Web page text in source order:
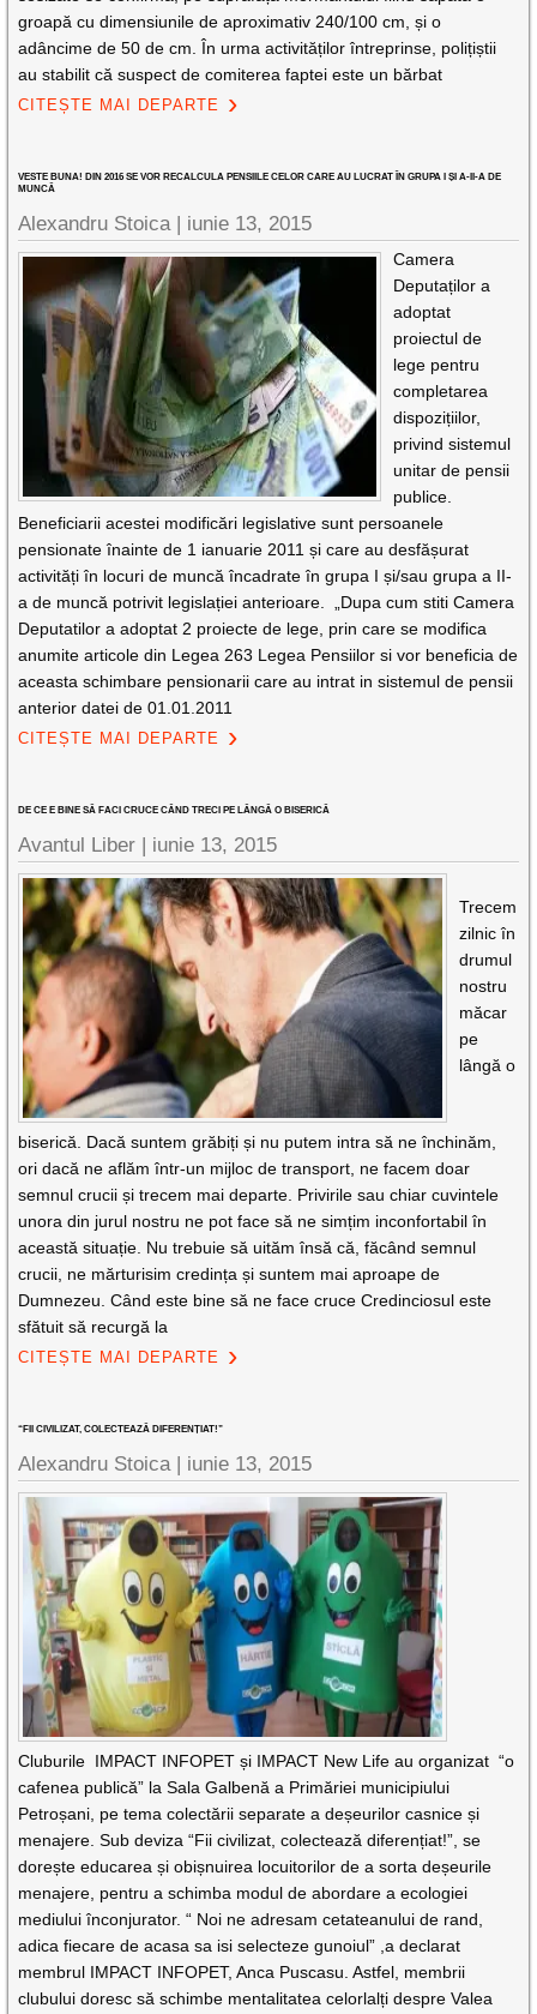
groapă cu dimensiunile de aproximativ 240/100 cm, și o
adâncime de 50 de cm. În urma activităților întreprinse, polițiștii
au stabilit că suspect de comiterea faptei este un bărbat
CITEȘTE MAI DEPARTE
VESTE BUNA! DIN 2016 SE VOR RECALCULA PENSIILE CELOR CARE AU LUCRAT ÎN GRUPA I ȘI A-II-A DE
MUNCĂ
Alexandru Stoica | iunie 13, 2015
Camera
Deputaților a
adoptat
proiectul de
lege pentru
completarea
dispozițiilor,
privind sistemul
unitar de pensii
publice.
Beneficiarii acestei modificări legislative sunt persoanele
pensionate înainte de 1 ianuarie 2011 și care au desfășurat
activități în locuri de muncă încadrate în grupa I și/sau grupa a II-
a de muncă potrivit legislației anterioare. „Dupa cum stiti Camera
Deputatilor a adoptat 2 proiecte de lege, prin care se modifica
anumite articole din Legea 263 Legea Pensiilor si vor beneficia de
aceasta schimbare pensionarii care au intrat in sistemul de pensii
anterior datei de 01.01.2011
CITEȘTE MAI DEPARTE
DE CE E BINE SĂ FACI CRUCE CÂND TRECI PE LÂNGĂ O BISERICĂ
Avantul Liber | iunie 13, 2015
Trecem
zilnic în
drumul
nostru
măcar
pe
lângă o
biserică. Dacă suntem grăbiți și nu putem intra să ne închinăm,
ori dacă ne aflăm într-un mijloc de transport, ne facem doar
semnul crucii și trecem mai departe. Privirile sau chiar cuvintele
unora din jurul nostru ne pot face să ne simțim inconfortabil în
această situație. Nu trebuie să uităm însă că, făcând semnul
crucii, ne mărturisim credința și suntem mai aproape de
Dumnezeu. Când este bine să ne face cruce Credinciosul este
sfătuit să recurgă la
CITEȘTE MAI DEPARTE
“FII CIVILIZAT, COLECTEAZĂ DIFERENȚIAT!”
Alexandru Stoica | iunie 13, 2015
Cluburile IMPACT INFOPET și IMPACT New Life au organizat “o
cafenea publică” la Sala Galbenă a Primăriei municipiului
Petroșani, pe tema colectării separate a deșeurilor casnice și
menajere. Sub deviza “Fii civilizat, colectează diferențiat!”, se
dorește educarea și obișnuirea locuitorilor de a sorta deșeurile
menajere, pentru a schimba modul de abordare a ecologiei
mediului înconjurator. “ Noi ne adresam cetateanului de rand,
adica fiecare de acasa sa isi selecteze gunoiul” ,a declarat
membrul IMPACT INFOPET, Anca Puscasu. Astfel, membrii
clubului doresc să schimbe mentalitatea celorlalți despre Valea